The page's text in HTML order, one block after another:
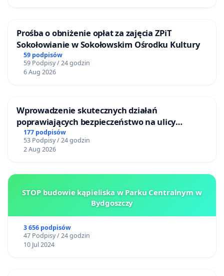
Prośba o obniżenie opłat za zajęcia ZPiT
Sokołowianie w Sokołowskim Ośrodku Kultury
59 podpisów
59 Podpisy / 24 godzin
6 Aug 2026
Wprowadzenie skutecznych działań
poprawiających bezpieczeństwo na ulicy
Żeromskiego w Otwocku
177 podpisów
53 Podpisy / 24 godzin
2 Aug 2026
STOP budowie kąpieliska w Parku Centralnym w
Bydgoszczy
3 656 podpisów
47 Podpisy / 24 godzin
10 Jul 2024